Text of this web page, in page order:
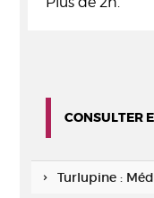
CONSULTER
Turlupine :